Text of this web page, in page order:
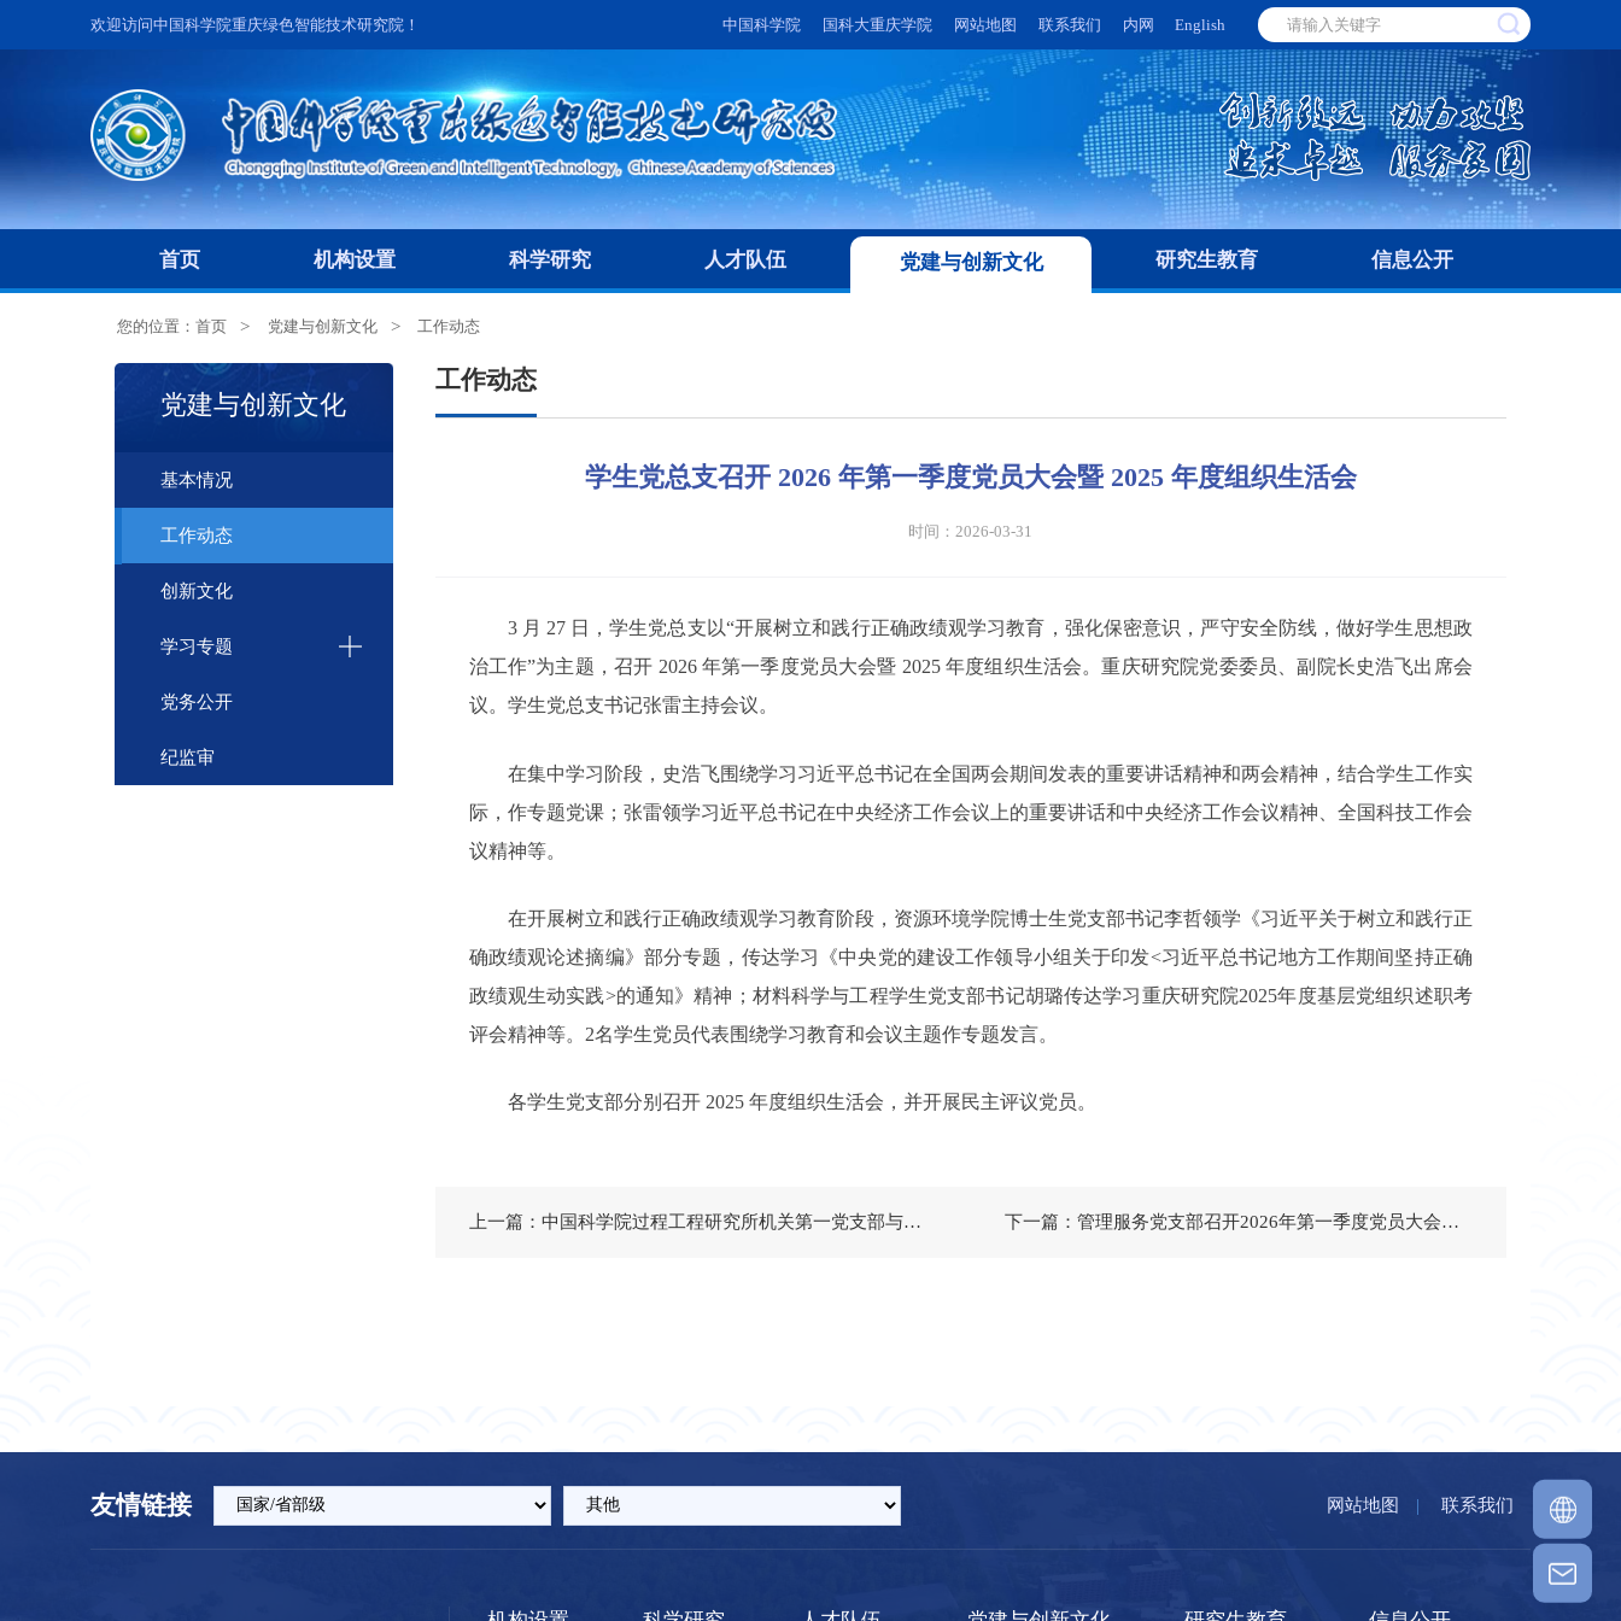
欢迎访问中国科学院重庆绿色智能技术研究院！ 中国科学院 国科大重庆学院 网站地图 联系我们 内网 English
首页 机构设置 科学研究 人才队伍 党建与创新文化 研究生教育 信息公开
您的位置：首页 党建与创新文化 工作动态
党建与创新文化
基本情况
工作动态
创新文化
学习专题
党务公开
纪监审
工作动态
学生党总支召开 2026 年第一季度党员大会暨 2025 年度组织生活会
时间：2026-03-31
3 月 27 日，学生党总支以“开展树立和践行正确政绩观学习教育， 强化保密意识，严守安全防线，做好学生思想政
治工作”为主题，召开 2026 年第一季度党员大会暨 2025 年度组织生活会。重庆研究院党委委员、副院长史浩飞出席会
议。 学生党总支书记张雷主持会议。
在集中学习阶段，史浩飞围绕学习习近平总书记在全国两会期间发表的重要讲话精神和两会精神，结合学生工作实
际，作专题党课；张雷领学习近平总书记在中央经济工作会议上的重要讲话和中央经济工作会议精神、全国科技工作会
议精神等。
在开展树立和践行正确政绩观学习教育阶段，资源环境学院博士生党支部书记李哲领学《习近平关于树立和践行正
确政绩观论述摘编》部分专题，传达学习《中央党的建设工作领导小组关于印发<习近平总书记地方工作期间坚持正确
政绩观生动实践>的通知》精神；材料科学与工程学生党支部书记胡璐传达学习重庆研究院2025年度基层党组织述职考
评会精神等。2名学生党员代表围绕学习教育和会议主题作专题发言。
各学生党支部分别召开 2025 年度组织生活会，并开展民主评议党员。
上一篇：中国科学院过程工程研究所机关第一党支部与重庆研究院管理服务党支部开展联学联建活动 下一篇：管理服务党支部召开2026年第一季度党员大会暨2025年度组织生活会
友情链接 网站地图 | 联系我们